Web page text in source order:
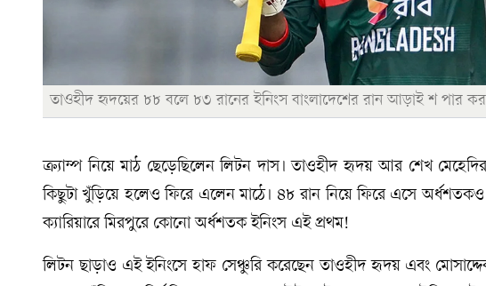
তাওহীদ হৃদয়ের ৮৮ বলে ৮৩ রানের ইনিংস বাংলাদেশের রান আড়াই শ পার
ক্র্যাম্প নিয়ে মাঠ ছেড়েছিলেন লিটন দাস। তাওহীদ হৃদয় আর শেখ
কিছুটা খুঁড়িয়ে হলেও ফিরে এলেন মাঠে। ৪৮ রান নিয়ে ফিরে এসে
ক্যারিয়ারে মিরপুরে কোনো অর্ধশতক ইনিংস এই প্রথম!
লিটন ছাড়াও এই ইনিংসে হাফ সেঞ্চুরি করেছেন তাওহীদ হৃদয় এবং